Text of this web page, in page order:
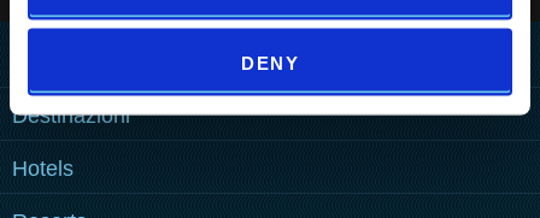
DENY
Destinazioni
COME RAGGIUNGERCI
POLA
Hotels
POLA